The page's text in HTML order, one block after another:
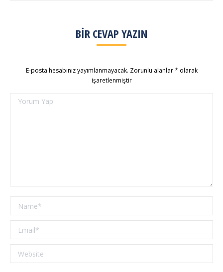
BIR CEVAP YAZIN
E-posta hesabınız yayımlanmayacak. Zorunlu alanlar* olarak
işaretlenmiştir
Yorum Yap
Name *
Email *
Website